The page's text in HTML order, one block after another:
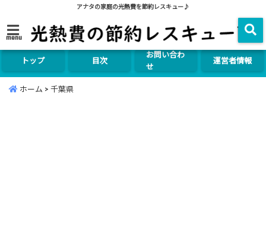
アナタの家庭の光熱費を節約レスキュー♪
menu
トップ 目次
お問い合わ
せ
運営者情報
ホーム > 千葉県